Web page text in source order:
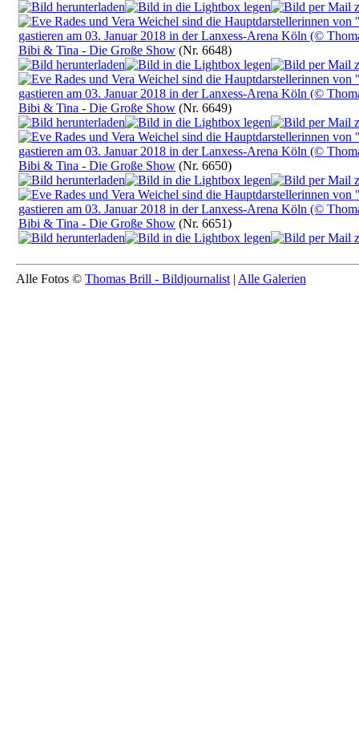
Bibi & Tina - Die Große Show (Nr. 6648)
Bibi & Tina - Die Große Show (Nr. 6649)
Bibi & Tina - Die Große Show (Nr. 6650)
Bibi & Tina - Die Große Show (Nr. 6651)
Alle Fotos © Thomas Brill - Bildjournalist | Alle Galerien